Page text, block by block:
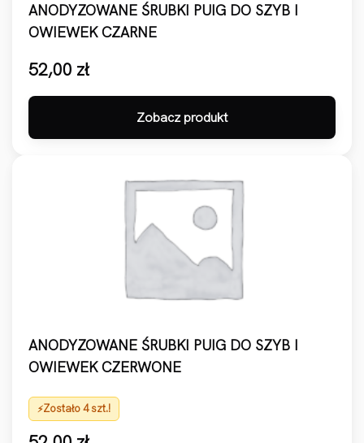
ANODYZOWANE ŚRUBKI PUIG DO SZYB I
OWIEWEK CZARNE
52,00 zł
Zobacz produkt
ANODYZOWANE ŚRUBKI PUIG DO SZYB I
OWIEWEK CZERWONE
Zostało 4 szt.!